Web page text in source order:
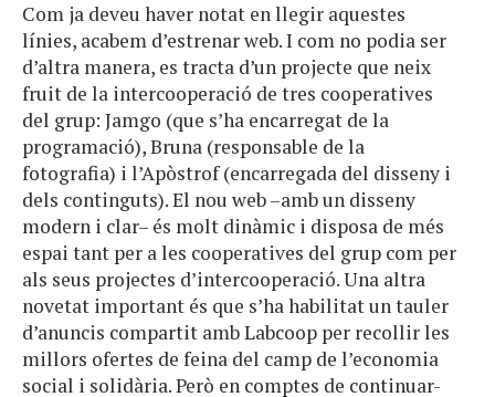
Com ja deveu haver notat en llegir aquestes
línies, acabem d’estrenar web. I com no podia ser
d’altra manera, es tracta d’un projecte que neix
fruit de la intercooperació de tres cooperatives
del grup: Jamgo (que s’ha encarregat de la
programació), Bruna (responsable de la
fotografia) i l’Apòstrof (encarregada del disseny i
dels continguts). El nou web –amb un disseny
modern i clar– és molt dinàmic i disposa de més
espai tant per a les cooperatives del grup com per
als seus projectes d’intercooperació. Una altra
novetat important és que s’ha habilitat un tauler
d’anuncis compartit amb Labcoop per recollir les
millors ofertes de feina del camp de l’economia
social i solidària. Però en comptes de continuar-